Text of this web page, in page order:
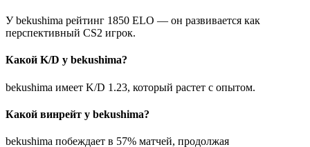
У bekushima рейтинг 1850 ELO — он развивается как
перспективный CS2 игрок.
Какой K/D у bekushima?
bekushima имеет K/D 1.23, который растет с опытом.
Какой винрейт у bekushima?
bekushima побеждает в 57% матчей, продолжая